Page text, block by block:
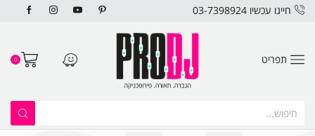
חייגו עכשיו 03-7398924
תפריט 0